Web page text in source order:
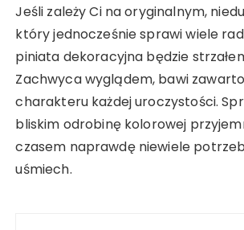
Jeśli zależy Ci na oryginalnym,
który jednocześnie sprawi wiele
piniata dekoracyjna będzie
Zachwyca wyglądem, bawi
charakteru każdej uroczystości.
bliskim odrobinę kolorowej
czasem naprawdę niewiele
uśmiech.